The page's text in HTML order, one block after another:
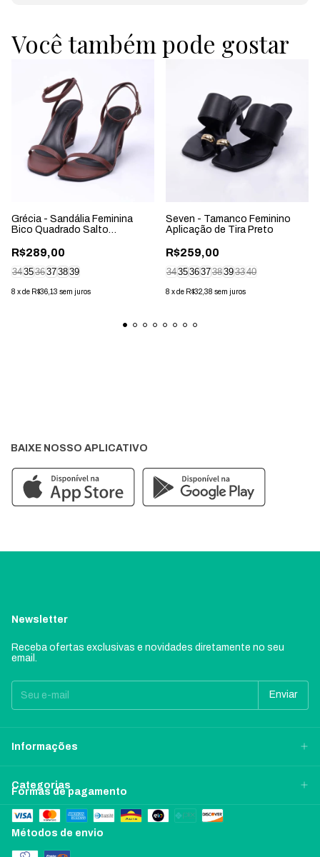
Você também pode gostar
Grécia - Sandália Feminina
Bico Quadrado Salto
R$289,00
343536373839
8 xde R$36,13 sem juros
Seven - Tamanco Feminino
Aplicação de Tira Preto
R$259,00
3435363738393340
8 xde R$32,38 sem juros
BAIXE NOSSO APLICATIVO
Newsletter
Receba ofertas exclusivas e novidades diretamente no seu
email.
Informações
Categorias
Formas de pagamento
Métodos de envio